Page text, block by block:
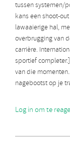
tussen systemen/
kans een shoot-
lawaaierige hal,
overbrugging van
carrière.
sportief
van die
nagebootst op je
Log in om te